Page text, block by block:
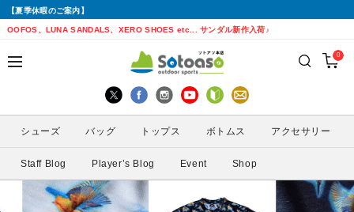
【夏季休暇のご案内】
OOFOS、LUNA SANDALS、XERO SHOES etc... サンダル新作入荷♪
戻る
シューズから探す
トレイルランニングシューズ
ランニングシューズ
戻る
トップスから探す
シェル・レインウェア
シャツ
戻る
ボトムスから探す
ショートパンツ
ロングパンツ
戻る
バッグから探す
トレランザック
バックパック
戻る
アクセサリーから探す
キャップ・ハット
ソックス
戻る
ブランドから探す
ACTIVE YOHKAN(アクティブようかん)
ATHLETUNE(アスリチューン)
戻る
ブランドから探す
Amazfit(アマズフィット)
BAUERFEIND(バウアーファインド)
戻る
性別から探す
レディース
0
シューズ バッグ トップス ボトムス アクセサリー
Staff Blog Player’s Blog Event Shop